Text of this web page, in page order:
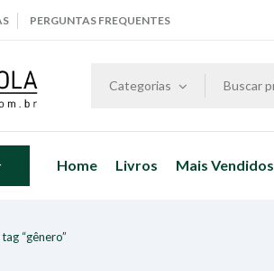
PERGUNTAS FREQUENTES
Categorias
Home Livros Mais Vendidos
“gênero”